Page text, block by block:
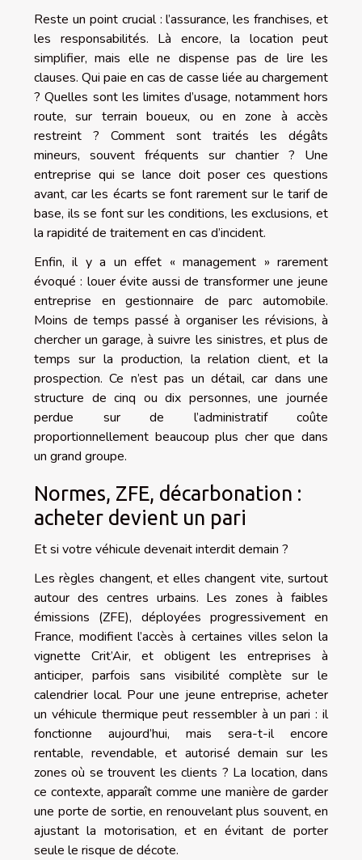
Reste un point crucial : l’assurance, les franchises, et
les responsabilités. Là encore, la location peut
simplifier, mais elle ne dispense pas de lire les
clauses. Qui paie en cas de casse liée au chargement
? Quelles sont les limites d’usage, notamment hors
route, sur terrain boueux, ou en zone à accès
restreint ? Comment sont traités les dégâts
mineurs, souvent fréquents sur chantier ? Une
entreprise qui se lance doit poser ces questions
avant, car les écarts se font rarement sur le tarif de
base, ils se font sur les conditions, les exclusions, et
la rapidité de traitement en cas d’incident.
Enfin, il y a un effet « management » rarement
évoqué : louer évite aussi de transformer une jeune
entreprise en gestionnaire de parc automobile.
Moins de temps passé à organiser les révisions, à
chercher un garage, à suivre les sinistres, et plus de
temps sur la production, la relation client, et la
prospection. Ce n’est pas un détail, car dans une
structure de cinq ou dix personnes, une journée
perdue sur de l’administratif coûte
proportionnellement beaucoup plus cher que dans
un grand groupe.
Normes, ZFE, décarbonation :
acheter devient un pari
Et si votre véhicule devenait interdit demain ?
Les règles changent, et elles changent vite, surtout
autour des centres urbains. Les zones à faibles
émissions (ZFE), déployées progressivement en
France, modifient l’accès à certaines villes selon la
vignette Crit’Air, et obligent les entreprises à
anticiper, parfois sans visibilité complète sur le
calendrier local. Pour une jeune entreprise, acheter
un véhicule thermique peut ressembler à un pari : il
fonctionne aujourd’hui, mais sera-t-il encore
rentable, revendable, et autorisé demain sur les
zones où se trouvent les clients ? La location, dans
ce contexte, apparaît comme une manière de garder
une porte de sortie, en renouvelant plus souvent, en
ajustant la motorisation, et en évitant de porter
seule le risque de décote.